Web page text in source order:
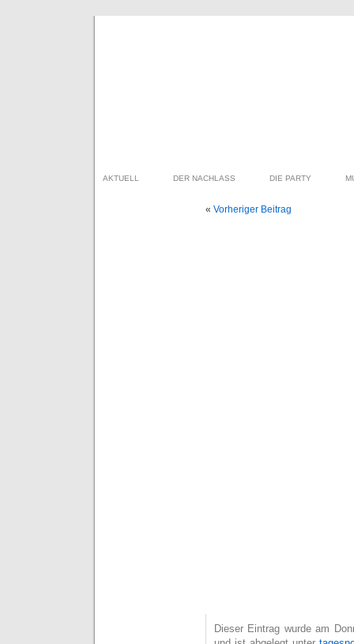
AKTUELL DER NACHLASS DIE PARTY
« Vorheriger Beitrag
Dieser Eintrag wurde am